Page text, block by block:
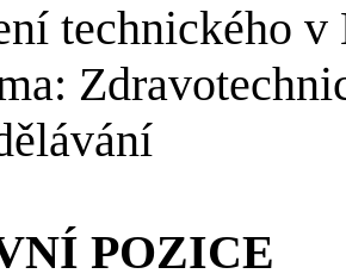
technického
POZICE